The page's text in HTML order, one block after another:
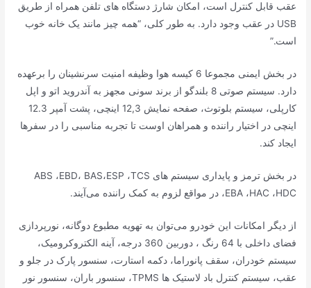
عقب قابل کنترل است، امکان شارژ دستگاه های تلفن همراه از طریق
USB در عقب وجود دارد. به طور کلی، “همه چیز مانند یک خانه خوب
است.”
در بخش ایمنی مجموعا 6 کیسه هوا وظیفه امنیت سرنشینان را برعهده
دارد. سیستم صوتی 8 بلندگو از برند سونی مجهز به آندروید اتو و اپل
کارپلی، سیستم بلوتوث، صفحه نمایش 12,3 اینچی، پشت آمپر 12.3
اینچی در اختیار راننده و همراهان اوست تا تجربه مناسبی را در سفرها
ایجاد کند.
در بخش ترمز و پایداری سیستم های ABS ،EBD، BAS،ESP ،TCS
،EBA ،HAC ،HDC در مواقع لزوم به کمک راننده می‌آیند.
از دیگر امکانات این خودرو می‌توان به تهویه مطبوع دوگانه، ﻧﻮﺭﭘﺮﺩﺍﺯی
فضای داخلی ﺑﺎ 64 ﺭﻧﮓ ، دوربین 360 درجه، آینه الکتروکرومیک،
سیستم خودران، سقف پانوراما، دکمه استارت، سنسور پارک در جلو و
عقب، سیستم کنترل باد لاستیک ها TPMS، سنسور باران، سنسور نور